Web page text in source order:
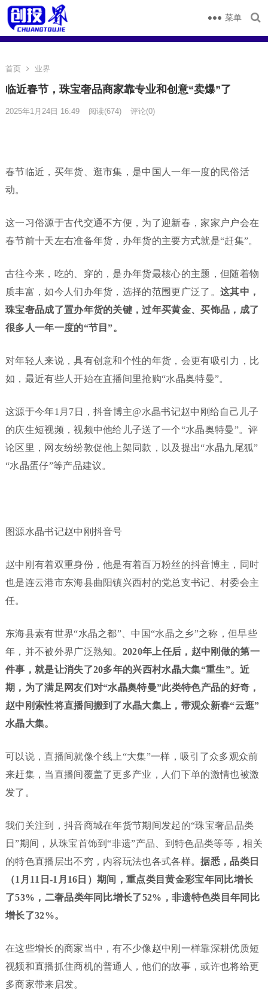
菜单
首页 业界
临近春节，珠宝奢品商家靠专业和创意“卖爆”了
2025年1月24日 16:49 阅读(674) 评论(0)
春节临近，买年货、逛市集，是中国人一年一度的民俗活
动。
这一习俗源于古代交通不方便，为了迎新春，家家户户会在
春节前十天左右准备年货，办年货的主要方式就是“赶集”。
古往今来，吃的、穿的，是办年货最核心的主题，但随着物
质丰富，如今人们办年货，选择的范围更广泛了。 这其中，
珠宝奢品成了置办年货的关键，过年买黄金、买饰品，成了
很多人一年一度的“节目”。
对年轻人来说，具有创意和个性的年货，会更有吸引力，比
如，最近有些人开始在直播间里抢购“水晶奥特曼”。
这源于今年1月7日，抖音博主@水晶书记赵中刚给自己儿子
的庆生短视频，视频中他给儿子送了一个“水晶奥特曼”。评
论区里，网友纷纷敦促他上架同款，以及提出“水晶九尾狐”
“水晶蛋仔”等产品建议。
图源水晶书记赵中刚抖音号
赵中刚有着双重身份，他是有着百万粉丝的抖音博主，同时
也是连云港市东海县曲阳镇兴西村的党总支书记、村委会主
任。
东海县素有世界“水晶之都”、中国“水晶之乡”之称，但早些
年，并不被外界广泛熟知。 2020年上任后，赵中刚做的第一
件事，就是让消失了20多年的兴西村水晶大集“重生”。近
期，为了满足网友们对“水晶奥特曼”此类特色产品的好奇，
赵中刚索性将直播间搬到了水晶大集上，带观众新春“云逛”
水晶大集。
可以说，直播间就像个线上“大集”一样，吸引了众多观众前
来赶集，当直播间覆盖了更多产业，人们下单的激情也被激
发了。
我们关注到，抖音商城在年货节期间发起的“珠宝奢品品类
日”期间，从珠宝首饰到“非遗”产品、到特色品类等等，相关
的特色直播层出不穷，内容玩法也各式各样。据悉，品类日
（1月11日-1月16日）期间，重点类目黄金彩宝年同比增长
了53%，二奢品类年同比增长了52%，非遗特色类目年同比
增长了32%。
在这些增长的商家当中，有不少像赵中刚一样靠深耕优质短
视频和直播抓住商机的普通人，他们的故事，或许也将给更
多商家带来启发。